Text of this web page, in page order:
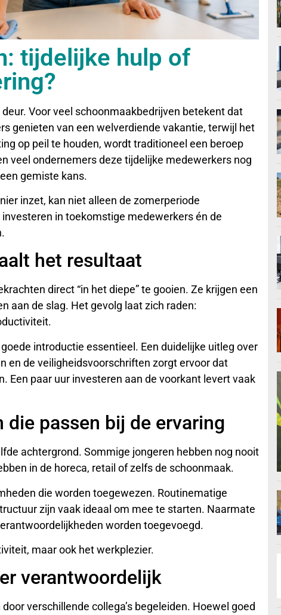
tijdelijke hulp of
Voor veel schoonmaakbedrijven betekent dat
genieten van een welverdiende vakantie, terwijl het
op peil te houden, wordt traditioneel een beroep
veel ondernemers deze tijdelijke medewerkers nog
gemiste kans.
inzet, kan niet alleen de zomerperiode
in toekomstige medewerkers én de
het resultaat
direct “in het diepe” te gooien. Ze krijgen een
aan de slag. Het gevolg laat zich raden:
introductie essentieel. Een duidelijke uitleg over
en de veiligheidsvoorschriften zorgt ervoor dat
Een paar uur investeren aan de voorkant levert vaak
die passen bij de ervaring
achtergrond. Sommige jongeren hebben nog nooit
in de horeca, retail of zelfs de schoonmaak.
die worden toegewezen. Routinematige
zijn vaak ideaal om mee te starten. Naarmate
worden toegevoegd.
maar ook het werkplezier.
verantwoordelijk
verschillende collega’s begeleiden. Hoewel goed